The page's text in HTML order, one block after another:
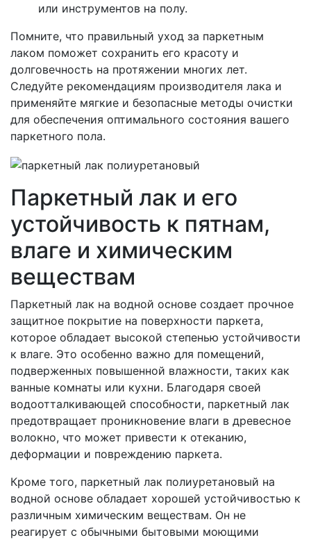
или инструментов на полу.
Помните, что правильный уход за паркетным
лаком поможет сохранить его красоту и
долговечность на протяжении многих лет.
Следуйте рекомендациям производителя лака и
применяйте мягкие и безопасные методы очистки
для обеспечения оптимального состояния вашего
паркетного пола.
Паркетный лак и его
устойчивость к пятнам,
влаге и химическим
веществам
Паркетный лак на водной основе создает прочное
защитное покрытие на поверхности паркета,
которое обладает высокой степенью устойчивости
к влаге. Это особенно важно для помещений,
подверженных повышенной влажности, таких как
ванные комнаты или кухни. Благодаря своей
водоотталкивающей способности, паркетный лак
предотвращает проникновение влаги в древесное
волокно, что может привести к отеканию,
деформации и повреждению паркета.
Кроме того, паркетный лак полиуретановый на
водной основе обладает хорошей устойчивостью к
различным химическим веществам. Он не
реагирует с обычными бытовыми моющими